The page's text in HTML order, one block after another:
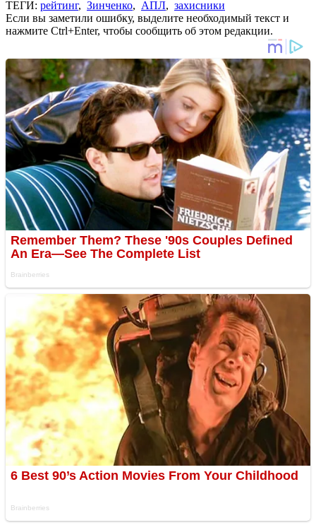
ТЕГИ: рейтинг, Зинченко, АПЛ, захисники
Если вы заметили ошибку, выделите необходимый текст и
нажмите Ctrl+Enter, чтобы сообщить об этом редакции.